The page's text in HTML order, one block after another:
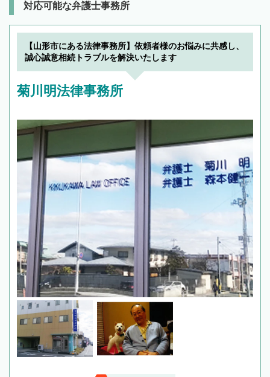
対応可能な弁護士事務所
【山形市にある法律事務所】依頼者様のお悩みに共感し、
誠心誠意相続トラブルを解決いたします
菊川明法律事務所